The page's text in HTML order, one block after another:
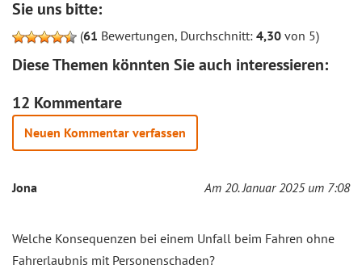
Sie uns bitte:
(61 Bewertungen, Durchschnitt: 4,30 von 5)
Diese Themen könnten Sie auch interessieren:
12 Kommentare
Neuen Kommentar verfassen
Jona Am 20. Januar 2025 um 7:08
Welche Konsequenzen bei einem Unfall beim Fahren ohne
Fahrerlaubnis mit Personenschaden?